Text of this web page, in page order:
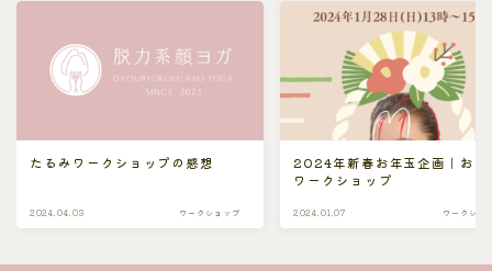
たるみワークショップの感想
2024.04.03 ワークショップ
2024年新春お年玉企画｜おで
ワークショップ
2024.01.07 ワークショ